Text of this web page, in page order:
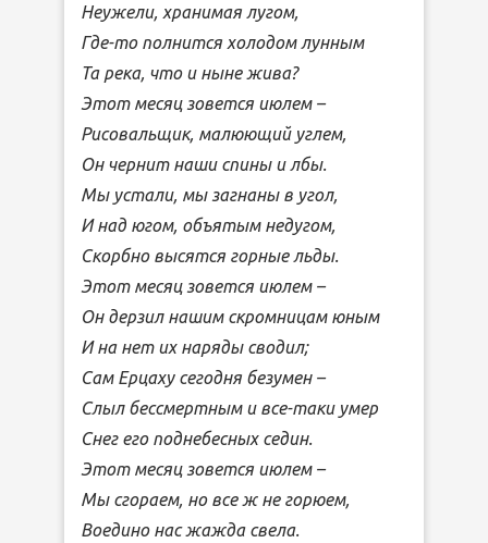
Неужели, хранимая лугом,
Где-то полнится холодом лунным
Та река, что и ныне жива?
Этот месяц зовется июлем –
Рисовальщик, малюющий углем,
Он чернит наши спины и лбы.
Мы устали, мы загнаны в угол,
И над югом, объятым недугом,
Скорбно высятся горные льды.
Этот месяц зовется июлем –
Он дерзил нашим скромницам юным
И на нет их наряды сводил;
Сам Ерцаху сегодня безумен –
Слыл бессмертным и все-таки умер
Снег его поднебесных седин.
Этот месяц зовется июлем –
Мы сгораем, но все ж не горюем,
Воедино нас жажда свела.